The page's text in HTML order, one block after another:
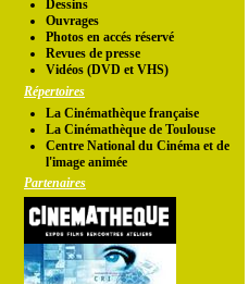
Dessins
Ouvrages
Photos en accés réservé
Revues de presse
Vidéos (DVD et VHS)
Répertoires
La Cinémathèque française
La Cinémathèque de Toulouse
Centre National du Cinéma et de
l'image animée
Partenaires